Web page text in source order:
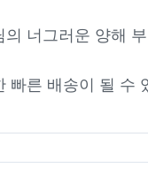
의 너그러운 양해
빠른 배송이 될 수